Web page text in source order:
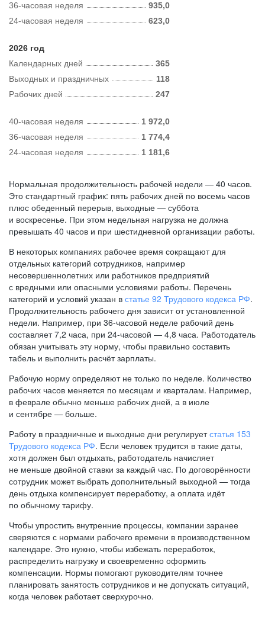
36-часовая неделя
935,0
24-часовая неделя
623,0
2026 год
Календарных дней
365
Рабочих дней 247
Выходных и праздничных 118
40-часовая неделя
1 972,0
36-часовая неделя
1 774,4
24-часовая неделя
1 181,6
Нормальная продолжительность рабочей недели — 40 часов.
Это стандартный график: пять рабочих дней по восемь часов
плюс обеденный перерыв, выходные — суббота
и воскресенье. При этом недельная нагрузка не должна
превышать 40 часов и при шестидневной организации работы.
В некоторых компаниях рабочее время сокращают для
отдельных категорий сотрудников, например
несовершеннолетних или работников предприятий
с вредными или опасными условиями работы. Перечень
категорий и условий указан в статье 92 Трудового кодекса РФ.
Продолжительность рабочего дня зависит от установленной
недели. Например, при 36-часовой неделе рабочий день
составляет 7,2 часа, при 24-часовой — 4,8 часа. Работодатель
обязан учитывать эту норму, чтобы правильно составить
табель и выполнить расчёт зарплаты.
Рабочую норму определяют не только по неделе. Количество
рабочих часов меняется по месяцам и кварталам. Например,
в феврале обычно меньше рабочих дней, а в июле
и сентябре — больше.
Работу в праздничные и выходные дни регулируетстатья 153
Трудового кодекса РФ. Если человек трудится в такие даты,
хотя должен был отдыхать, работодатель начисляет
не меньше двойной ставки за каждый час. По договорённости
сотрудник может выбрать дополнительный выходной — тогда
день отдыха компенсирует переработку, а оплата идёт
по обычному тарифу.
Чтобы упростить внутренние процессы, компании заранее
сверяются с нормами рабочего времени в производственном
календаре. Это нужно, чтобы избежать переработок,
распределить нагрузку и своевременно оформить
компенсации. Нормы помогают руководителям точнее
планировать занятость сотрудников и не допускать ситуаций,
когда человек работает сверхурочно.